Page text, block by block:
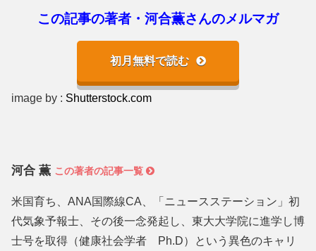
この記事の著者・河合薫さんのメルマガ
初月無料で読む
image by : Shutterstock.com
河合 薫 この著者の記事一覧
米国育ち、ANA国際線CA、「ニュースステーション」初
代気象予報士、その後一念発起し、東大大学院に進学し博
士号を取得（健康社会学者 Ph.D）という異色のキャリ